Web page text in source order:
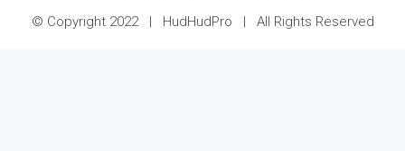
© Copyright 2022 | HudHudPro | All Rights Reserved